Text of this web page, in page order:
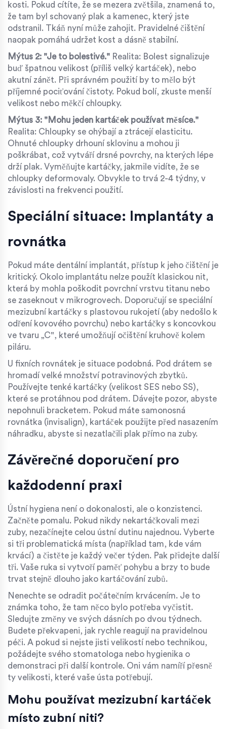
kosti. Pokud cítíte, že se mezera zvětšila, znamená to,
že tam byl schovaný plak a kamenec, který jste
odstranil. Tkáň nyní může zahojit. Pravidelné čištění
naopak pomáhá udržet kost a dásně stabilní.
Mýtus 2: "Je to bolestivé." Realita: Bolest signalizuje
buď špatnou velikost (příliš velký kartáček), nebo
akutní zánět. Při správném použití by to mělo být
příjemné pociťování čistoty. Pokud bolí, zkuste menší
velikost nebo měkčí chloupky.
Mýtus 3: "Mohu jeden kartáček používat měsíce."
Realita: Chloupky se ohýbají a ztrácejí elasticitu.
Ohnuté chloupky drhouní sklovinu a mohou ji
poškrábat, což vytváří drsné povrchy, na kterých lépe
drží plak. Vyměňujte kartáčky, jakmile vidíte, že se
chloupky deformovaly. Obvykle to trvá 2-4 týdny, v
závislosti na frekvenci použití.
Speciální situace: Implantáty a
rovnátka
Pokud máte dentální implantát, přístup k jeho čištění je
kritický. Okolo implantátu nelze použít klasickou nit,
která by mohla poškodit povrchní vrstvu titanu nebo
se zaseknout v mikrogrovech. Doporučují se speciální
mezizubní kartáčky s plastovou rukojetí (aby nedošlo k
odření kovového povrchu) nebo kartáčky s koncovkou
ve tvaru „C", které umožňují očištění kruhově kolem
piláru.
U fixních rovnátek je situace podobná. Pod drátem se
hromadí velké množství potravinových zbytků.
Používejte tenké kartáčky (velikost SES nebo SS),
které se protáhnou pod drátem. Dávejte pozor, abyste
nepohnuli bracketem. Pokud máte samonosná
rovnátka (invisalign), kartáček použijte před nasazením
náhradku, abyste si nezatlačili plak přímo na zuby.
Závěrečné doporučení pro
každodenní praxi
Ústní hygiena není o dokonalosti, ale o konzistenci.
Začněte pomalu. Pokud nikdy nekartáčkovali mezi
zuby, nezačínejte celou ústní dutinu najednou. Vyberte
si tři problematická místa (například tam, kde vám
krvácí) a čistěte je každý večer týden. Pak přidejte další
tři. Vaše ruka si vytvoří paměť pohybu a brzy to bude
trvat stejně dlouho jako kartáčování zubů.
Nenechte se odradit počátečním krvácením. Je to
známka toho, že tam něco bylo potřeba vyčistit.
Sledujte změny ve svých dásních po dvou týdnech.
Budete překvapeni, jak rychle reagují na pravidelnou
péči. A pokud si nejste jisti velikostí nebo technikou,
požádejte svého stomatologa nebo hygienika o
demonstraci při další kontrole. Oni vám namíří přesně
ty velikosti, které vaše ústa potřebují.
Mohu používat mezizubní kartáček
místo zubní niti?